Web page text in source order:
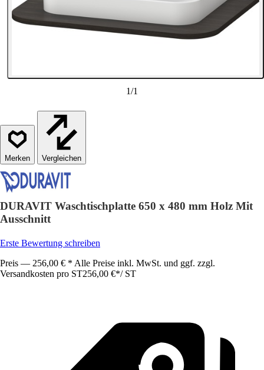
1/1
Vergleichen
DURAVIT Waschtischplatte 650 x 480 mm Holz Mit
Ausschnitt
Erste Bewertung schreiben
Preis — 256,00 € * Alle Preise inkl. MwSt. und ggf. zzgl.
Versandkosten pro ST256,00 €*/ ST